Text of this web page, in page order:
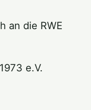
an die RWE
e.V.